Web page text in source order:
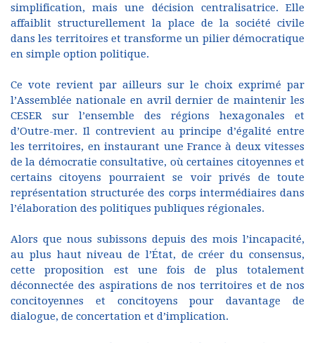
simplification, mais une décision centralisatrice. Elle
affaiblit structurellement la place de la société civile
dans les territoires et transforme un pilier démocratique
en simple option politique.
Ce vote revient par ailleurs sur le choix exprimé par
l’Assemblée nationale en avril dernier de maintenir les
CESER sur l’ensemble des régions hexagonales et
d’Outre-mer. Il contrevient au principe d’égalité entre
les territoires, en instaurant une France à deux vitesses
de la démocratie consultative, où certaines citoyennes et
certains citoyens pourraient se voir privés de toute
représentation structurée des corps intermédiaires dans
l’élaboration des politiques publiques régionales.
Alors que nous subissons depuis des mois l’incapacité,
au plus haut niveau de l’État, de créer du consensus,
cette proposition est une fois de plus totalement
déconnectée des aspirations de nos territoires et de nos
concitoyennes et concitoyens pour davantage de
dialogue, de concertation et d’implication.